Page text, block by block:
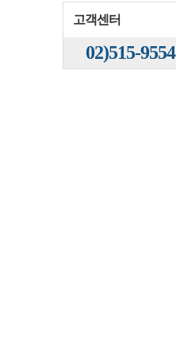
고객센터
02)515-9554